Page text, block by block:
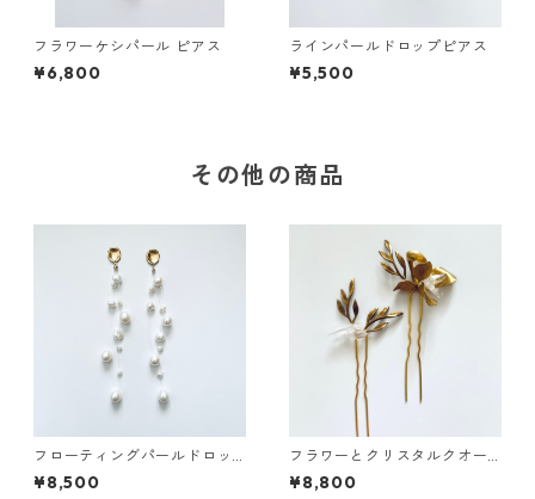
フラワーケシパール ピアス
¥6,800
ラインパールドロップピアス
¥5,500
その他の商品
フローティングパールドロッ
プピアス
¥8,500
フラワーとクリスタルクオー
ツ ヘアピン2本セット
¥8,800